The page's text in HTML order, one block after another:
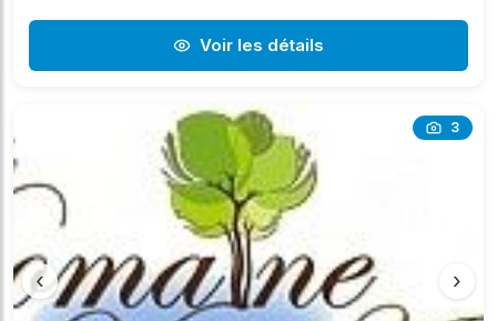
Voir les détails
3
‹ ›